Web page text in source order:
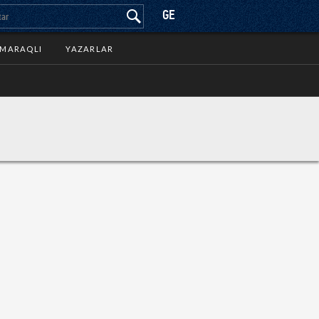
GE
MARAQLI YAZARLAR